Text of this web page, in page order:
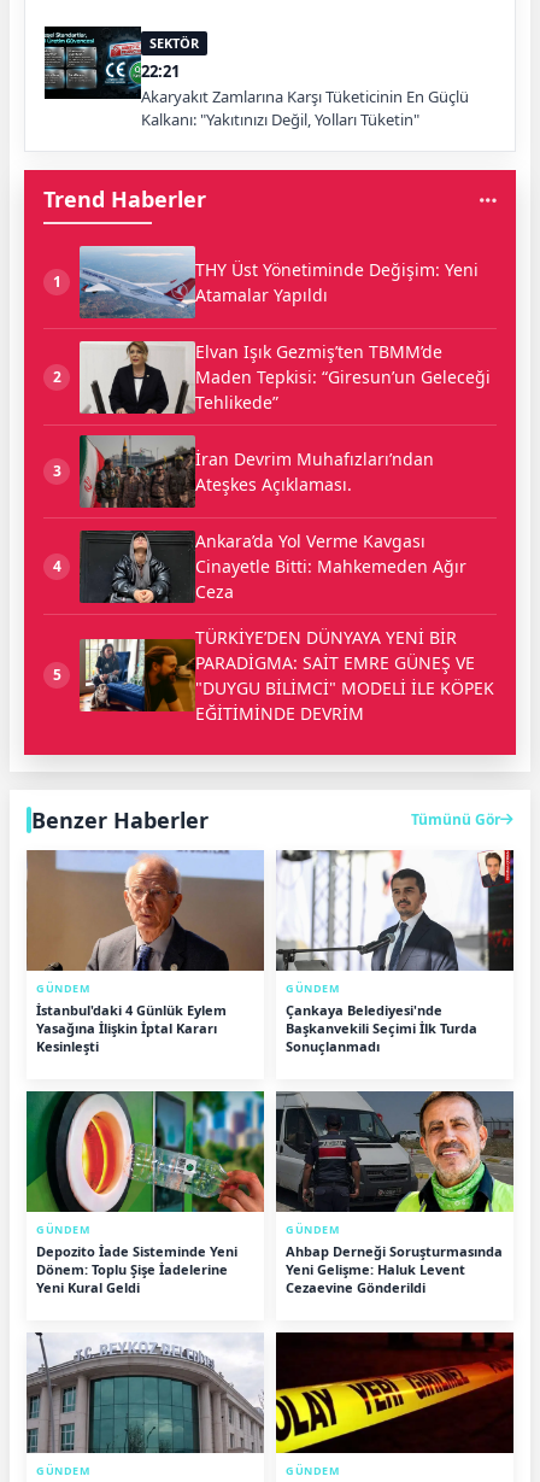
SEKTÖR
22:21
Akaryakıt Zamlarına Karşı Tüketicinin En Güçlü
Kalkanı: "Yakıtınızı Değil, Yolları Tüketin"
Trend Haberler
1
THY Üst Yönetiminde Değişim: Yeni
Atamalar Yapıldı
2
Elvan Işık Gezmiş’ten TBMM’de
Maden Tepkisi: “Giresun’un Geleceği
Tehlikede”
3
İran Devrim Muhafızları’ndan
Ateşkes Açıklaması.
4
Ankara’da Yol Verme Kavgası
Cinayetle Bitti: Mahkemeden Ağır
Ceza
5
TÜRKİYE’DEN DÜNYAYA YENİ BİR
PARADİGMA: SAİT EMRE GÜNEŞ VE
"DUYGU BİLİMCİ" MODELİ İLE KÖPEK
EĞİTİMİNDE DEVRİM
Benzer Haberler Tümünü Gör
GÜNDEM
İstanbul'daki 4 Günlük Eylem
Yasağına İlişkin İptal Kararı
Kesinleşti
GÜNDEM
Çankaya Belediyesi'nde
Başkanvekili Seçimi İlk Turda
Sonuçlanmadı
GÜNDEM
Depozito İade Sisteminde Yeni
Dönem: Toplu Şişe İadelerine
Yeni Kural Geldi
GÜNDEM
Ahbap Derneği Soruşturmasında
Yeni Gelişme: Haluk Levent
Cezaevine Gönderildi
GÜNDEM GÜNDEM